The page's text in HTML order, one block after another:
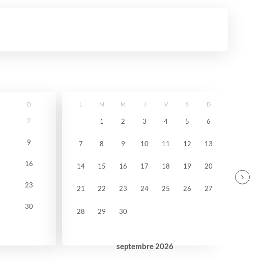
D
2
9
16
23
30
septembre 2026
L M M J V S D
1 2 3 4 5 6
7 8 9 10 11 12 13
14 15 16 17 18 19 20
21 22 23 24 25 26 27
28 29 30